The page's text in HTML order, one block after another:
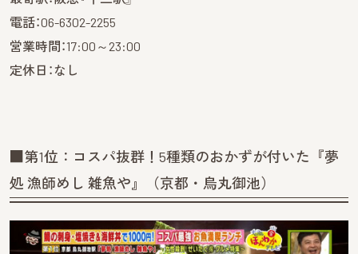
電話：06-6302-2255
営業時間：17:00～23:00
定休日：なし
■第1位：コスパ抜群！5種類のおかずが付いた『夢
処 漁師めし 雑魚や』（京都・烏丸御池）